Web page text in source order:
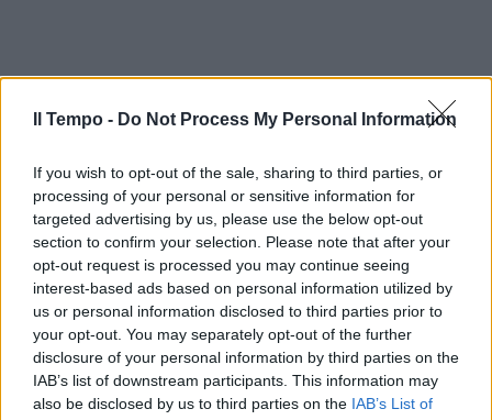
Il Tempo - Do Not Process My Personal Information
If you wish to opt-out of the sale, sharing to third parties, or
processing of your personal or sensitive information for
targeted advertising by us, please use the below opt-out
section to confirm your selection. Please note that after your
opt-out request is processed you may continue seeing
interest-based ads based on personal information utilized by
us or personal information disclosed to third parties prior to
your opt-out. You may separately opt-out of the further
disclosure of your personal information by third parties on the
IAB’s list of downstream participants. This information may
also be disclosed by us to third parties on the IAB’s List of